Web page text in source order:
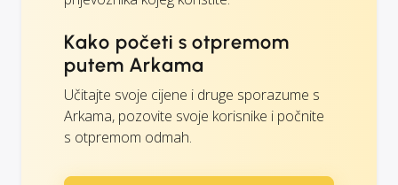
Kako početi s otpremom
putem Arkama
Učitajte svoje cijene i druge sporazume s
Arkama, pozovite svoje korisnike i počnite
s otpremom odmah.